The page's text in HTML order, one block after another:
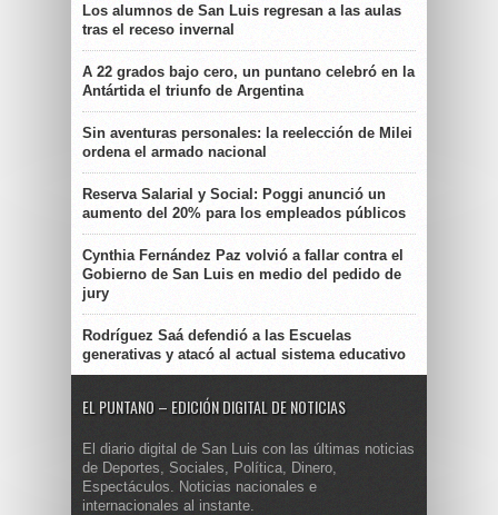
Los alumnos de San Luis regresan a las aulas
tras el receso invernal
A 22 grados bajo cero, un puntano celebró en la
Antártida el triunfo de Argentina
Sin aventuras personales: la reelección de Milei
ordena el armado nacional
Reserva Salarial y Social: Poggi anunció un
aumento del 20% para los empleados públicos
Cynthia Fernández Paz volvió a fallar contra el
Gobierno de San Luis en medio del pedido de
jury
Rodríguez Saá defendió a las Escuelas
generativas y atacó al actual sistema educativo
EL PUNTANO – EDICIÓN DIGITAL DE NOTICIAS
El diario digital de San Luis con las últimas noticias
de Deportes, Sociales, Política, Dinero,
Espectáculos. Noticias nacionales e
internacionales al instante.